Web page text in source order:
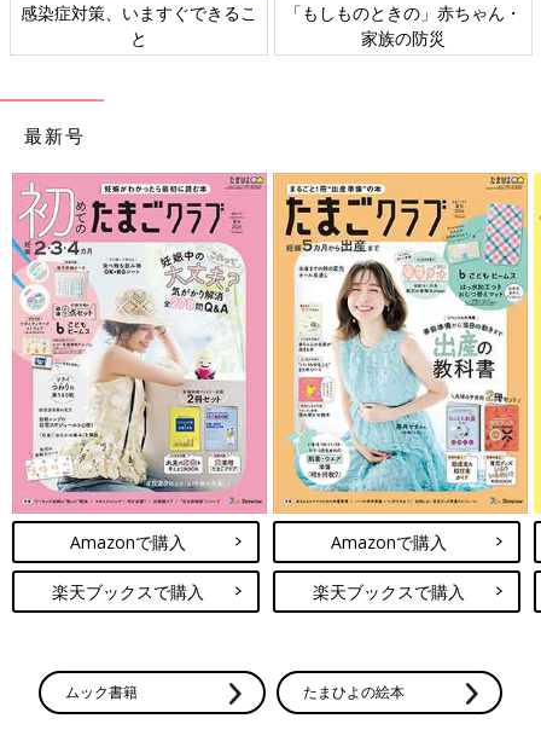
日本外来小児科学会リーフレッ
ト検討会
六星占術 細木かおりさんの人生
相談
最新号
Amazonで購入
楽天ブックスで購入
Amazonで購入
楽天ブックスで購入
ムック書籍 たまひよの絵本